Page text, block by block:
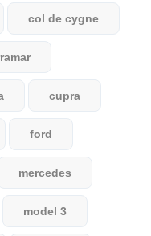
col de cygne
cupra
ford
mercedes
model 3